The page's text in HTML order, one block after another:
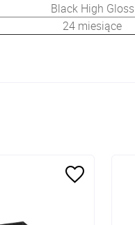
Black High Gloss
24 miesiące